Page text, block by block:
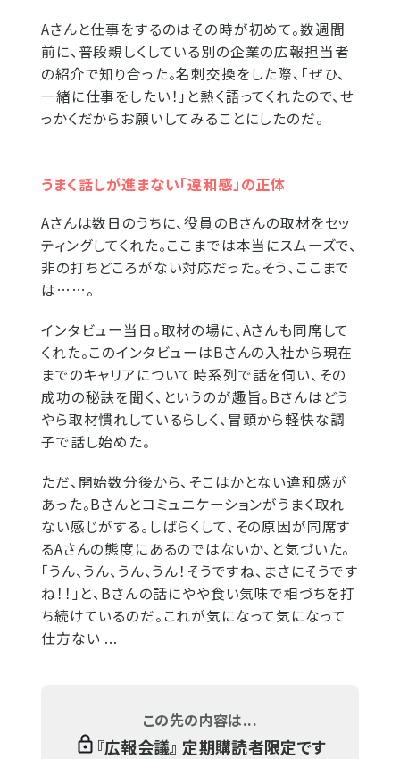
Aさんと仕事をするのはその時が初めて。数週間
前に、普段親しくしている別の企業の広報担当者
の紹介で知り合った。名刺交換をした際、「ぜひ、
一緒に仕事をしたい！」と熱く語ってくれたので、せ
っかくだからお願いしてみることにしたのだ。
うまく話しが進まない「違和感」の正体
Aさんは数日のうちに、役員のBさんの取材をセッ
ティングしてくれた。ここまでは本当にスムーズで、
非の打ちどころがない対応だった。そう、ここまで
は……。
インタビュー当日。取材の場に、Aさんも同席して
くれた。このインタビューはBさんの入社から現在
までのキャリアについて時系列で話を伺い、その
成功の秘訣を聞く、というのが趣旨。Bさんはどう
やら取材慣れしているらしく、冒頭から軽快な調
子で話し始めた。
ただ、開始数分後から、そこはかとない違和感が
あった。Bさんとコミュニケーションがうまく取れ
ない感じがする。しばらくして、その原因が同席す
るAさんの態度にあるのではないか、と気づいた。
「うん、うん、うん、うん！そうですね、まさにそうです
ね！！」と、Bさんの話にやや食い気味で相づちを打
ち続けているのだ。これが気になって気になって
仕方ない ...
この先の内容は...
『広報会議』 定期購読者限定です